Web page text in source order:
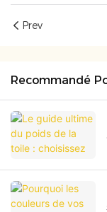
Prev
Recommandé